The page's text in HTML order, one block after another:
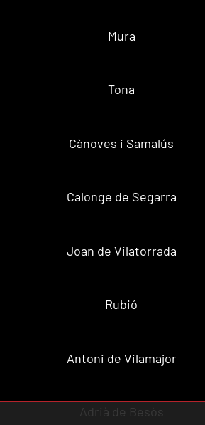
Mura
Tona
Cànoves i Samalús
Calonge de Segarra
Joan de Vilatorrada
Rubió
Antoni de Vilamajor
Adrià de Besòs